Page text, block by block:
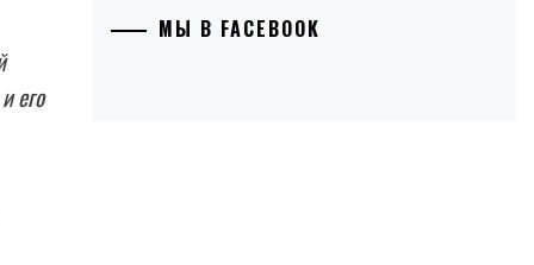
его
МЫ В FACEBOOK